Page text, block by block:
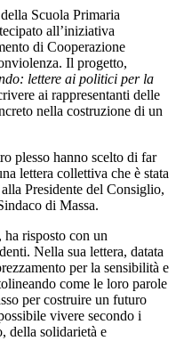
Scuola Primaria
all’iniziativa
di Cooperazione
Il progetto,
lettere ai politici per la
ai rappresentanti delle
nella costruzione di un
plesso hanno scelto di far
lettera collettiva che è stata
Presidente del Consiglio,
di Massa.
risposto con un
Nella sua lettera, datata
per la sensibilità e
come le loro parole
per costruire un futuro
vivere secondo i
della solidarietà e